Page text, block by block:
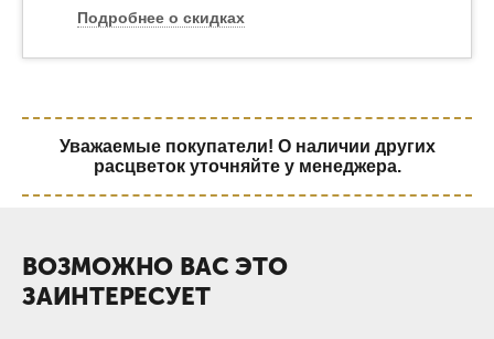
Подробнее о скидках
Уважаемые покупатели! О наличии других
расцветок уточняйте у менеджера.
ВОЗМОЖНО ВАС ЭТО
ЗАИНТЕРЕСУЕТ